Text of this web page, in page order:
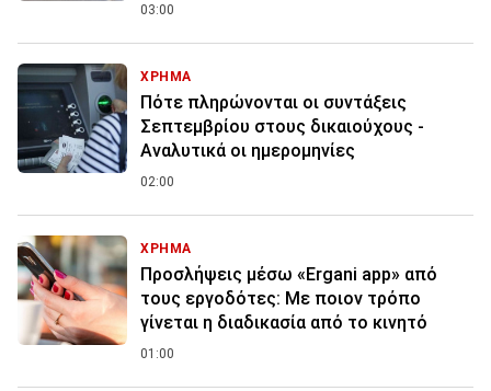
03:00
ΧΡΗΜΑ
Πότε πληρώνονται οι συντάξεις
Σεπτεμβρίου στους δικαιούχους -
Αναλυτικά οι ημερομηνίες
02:00
ΧΡΗΜΑ
Προσλήψεις μέσω «Ergani app» από
τους εργοδότες: Με ποιον τρόπο
γίνεται η διαδικασία από το κινητό
01:00